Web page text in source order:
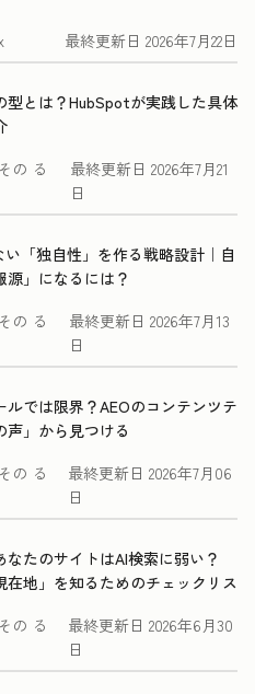
最終更新日 2026年7月22日
型とは？HubSpotが実践した具体
の る
最終更新日 2026年7月21
日
「独自性」を作る戦略設計｜自
源」になるには？
の る
最終更新日 2026年7月13
日
ルでは限界？AEOのコンテンツテ
声」から見つける
の る
最終更新日 2026年7月06
日
なたのサイトはAI検索に弱い？
在地」を知るためのチェックリス
の る
最終更新日 2026年6月30
日